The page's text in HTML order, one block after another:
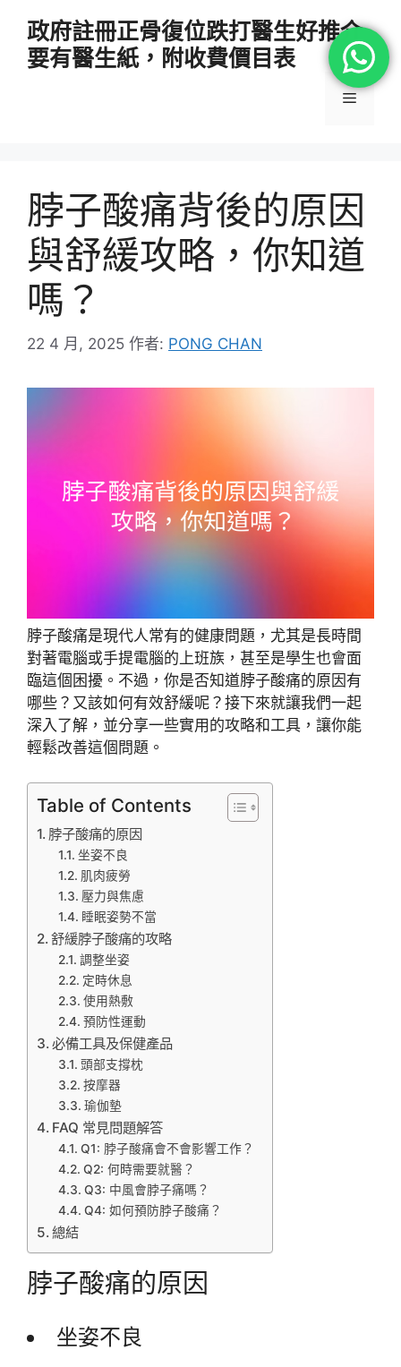
政府註冊正骨復位跌打醫生好推介
要有醫生紙，附收費價目表
選
脖子酸痛背後的原因
與舒緩攻略，你知道
嗎？
22 4 月, 2025 作者: PONG CHAN
脖子酸痛是現代人常有的健康問題，尤其是長時間
對著電腦或手提電腦的上班族，甚至是學生也會面
臨這個困擾。不過，你是否知道脖子酸痛的原因有
哪些？又該如何有效舒緩呢？接下來就讓我們一起
深入了解，並分享一些實用的攻略和工具，讓你能
輕鬆改善這個問題。
Table of Contents
脖子酸痛的原因
坐姿不良
肌肉疲勞
壓力與焦慮
睡眠姿勢不當
舒緩脖子酸痛的攻略
調整坐姿
定時休息
使用熱敷
預防性運動
必備工具及保健產品
頭部支撐枕
按摩器
瑜伽墊
FAQ 常見問題解答
Q1: 脖子酸痛會不會影響工作？
Q2: 何時需要就醫？
Q3: 中風會脖子痛嗎？
Q4: 如何預防脖子酸痛？
總結
脖子酸痛的原因
坐姿不良